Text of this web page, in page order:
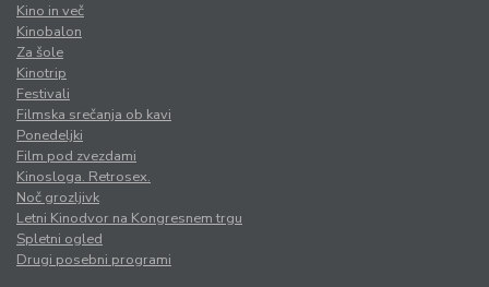
Kino in več
Kinobalon
Za šole
Kinotrip
Festivali
Filmska srečanja ob kavi
Ponedeljki
Film pod zvezdami
Kinosloga. Retrosex.
Noč grozljivk
Letni Kinodvor na Kongresnem trgu
Spletni ogled
Drugi posebni programi